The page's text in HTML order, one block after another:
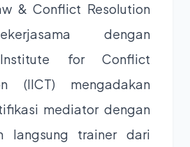
& Conflict Resolution
dengan
Institute for Conflict
(IICT) mengadakan
mediator dengan
langsung trainer dari